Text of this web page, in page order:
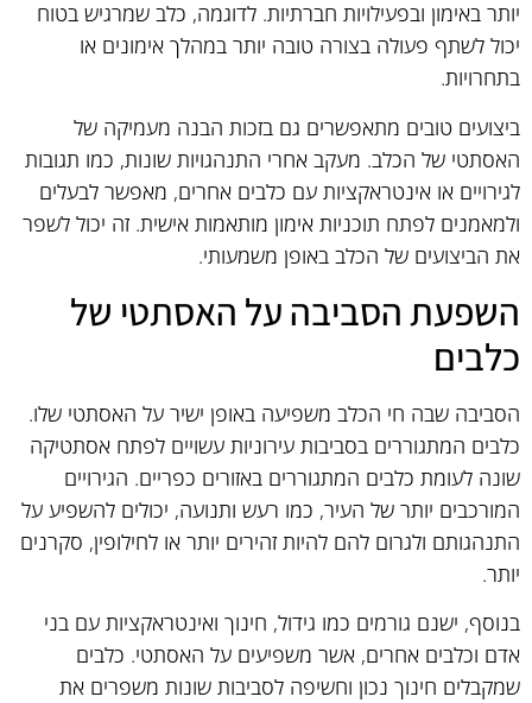
יותר באימון ובפעילויות חברתיות. לדוגמה, כלב שמרגיש בטוח
יכול לשתף פעולה בצורה טובה יותר במהלך אימונים או
בתחרויות.
ביצועים טובים מתאפשרים גם בזכות הבנה מעמיקה של
האסתטי של הכלב. מעקב אחרי התנהגויות שונות, כמו תגובות
לגירויים או אינטראקציות עם כלבים אחרים, מאפשר לבעלים
ולמאמנים לפתח תוכניות אימון מותאמות אישית. זה יכול לשפר
את הביצועים של הכלב באופן משמעותי.
השפעת הסביבה על האסתטי של
כלבים
הסביבה שבה חי הכלב משפיעה באופן ישיר על האסתטי שלו.
כלבים המתגוררים בסביבות עירוניות עשויים לפתח אסתטיקה
שונה לעומת כלבים המתגוררים באזורים כפריים. הגירויים
המורכבים יותר של העיר, כמו רעש ותנועה, יכולים להשפיע על
התנהגותם ולגרום להם להיות זהירים יותר או לחילופין, סקרנים
יותר.
בנוסף, ישנם גורמים כמו גידול, חינוך ואינטראקציות עם בני
אדם וכלבים אחרים, אשר משפיעים על האסתטי. כלבים
שמקבלים חינוך נכון וחשיפה לסביבות שונות משפרים את